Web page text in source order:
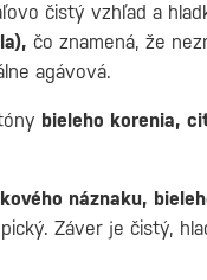
čistý vzhľad a
čo znamená, že
agávová.
bieleho korenia,
náznaku,
Záver je čistý,